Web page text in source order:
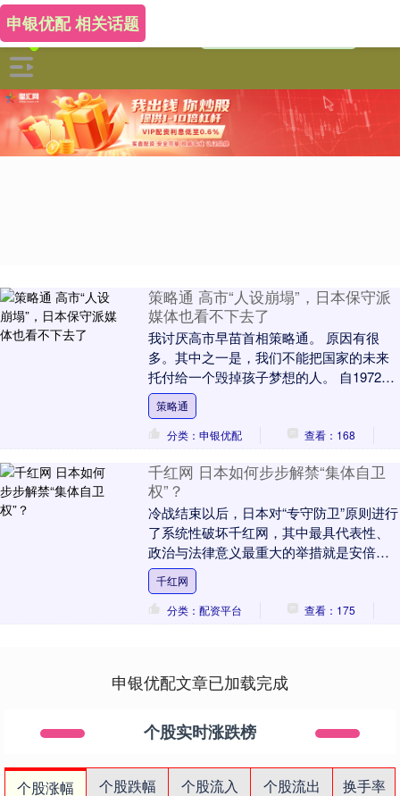
申银优配 相关话题
策略通 高市“人设崩塌”，日本保守派
媒体也看不下去了
我讨厌高市早苗首相策略通。 原因有很
多。其中之一是，我们不能把国家的未来
托付给一个毁掉孩子梦想的人。 自1972年
日中邦交正常化以来，大熊猫一直是所有
日本小朋友....
策略通
分类：申银优配
查看：168
千红网 日本如何步步解禁“集体自卫
权”？
冷战结束以后，日本对“专守防卫”原则进行
了系统性破坏千红网，其中最具代表性、
政治与法律意义最重大的举措就是安倍政
府2015年强行通过新安保法案，解禁集体
自卫权。....
千红网
分类：配资平台
查看：175
申银优配文章已加载完成
个股实时涨跌榜
个股涨幅 个股跌幅 个股流入 个股流出
换手率